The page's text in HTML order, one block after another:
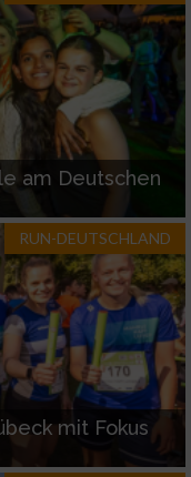
am Deutschen
RUN-DEUTSCHLAND
mit Fokus